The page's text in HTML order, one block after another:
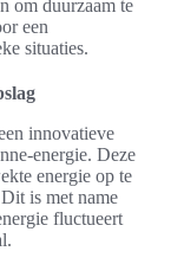
om duurzaam te
een
situaties.
innovatieve
energie. Deze
energie op te
is met name
fluctueert